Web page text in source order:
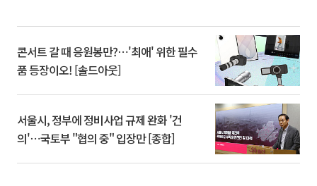
콘서트 갈 때 응원봉만?⋯'최애' 위한 필수
품 등장이오! [솔드아웃]
서울시, 정부에 정비사업 규제 완화 '건
의'⋯국토부 "협의 중" 입장만 [종합]